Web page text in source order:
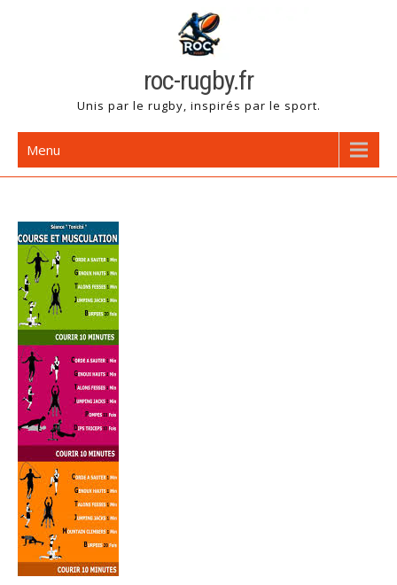
roc-rugby.fr
Unis par le rugby, inspirés par le sport.
Menu